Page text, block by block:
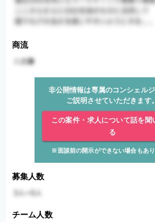
商流
非公開情報は専属のコンシェル
ご説明させていただきます。
この案件・求人について話を聞
る
※面談前の開示ができない場合もあり
募集人数
チーム人数